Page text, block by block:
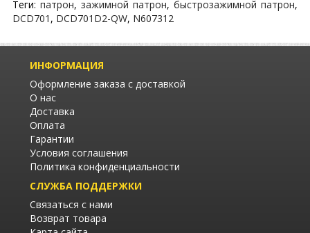
Теги: патрон, зажимной патрон, быстрозажимной патрон,
DCD701 , DCD701D2-QW, N607312
ИНФОРМАЦИЯ
Оформление заказа с доставкой
О нас
Доставка
Оплата
Гарантии
Условия соглашения
Политика конфиденциальности
СЛУЖБА ПОДДЕРЖКИ
Связаться с нами
Возврат товара